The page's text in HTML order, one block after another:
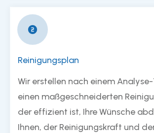
Reinigungsplan
Wir erstellen nach einem
einen maßgeschneiderten
der effizient ist, Ihre Wünsche
Ihnen, der Reinigungskraft und